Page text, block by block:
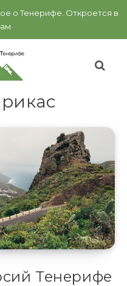
о Тенерифе. Откроется в
Тенерифе